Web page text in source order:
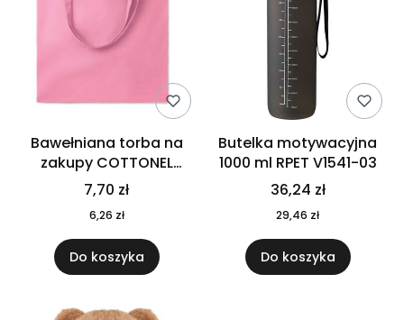
Bawełniana torba na
zakupy COTTONEL
COLOUR++ MO9846-11
7,70 zł
6,26 zł
Do koszyka
Butelka motywacyjna
1000 ml RPET V1541-03
36,24 zł
29,46 zł
Do koszyka